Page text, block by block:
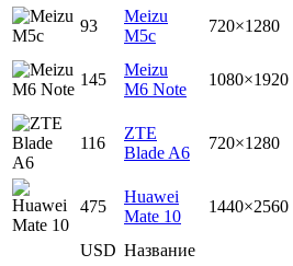
USD Название
93
Meizu
M5c
720×1280
145
Meizu
M6 Note
1080×1920
116
ZTE
Blade A6
720×1280
475
Huawei
Mate 10
1440×2560